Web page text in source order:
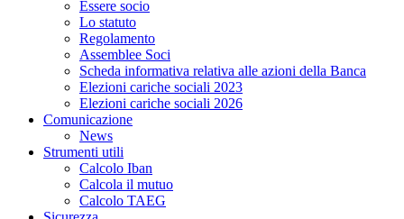
Essere socio
Lo statuto
Regolamento
Assemblee Soci
Scheda informativa relativa alle azioni della Banca
Elezioni cariche sociali 2023
Elezioni cariche sociali 2026
Comunicazione
News
Strumenti utili
Calcolo Iban
Calcola il mutuo
Calcolo TAEG